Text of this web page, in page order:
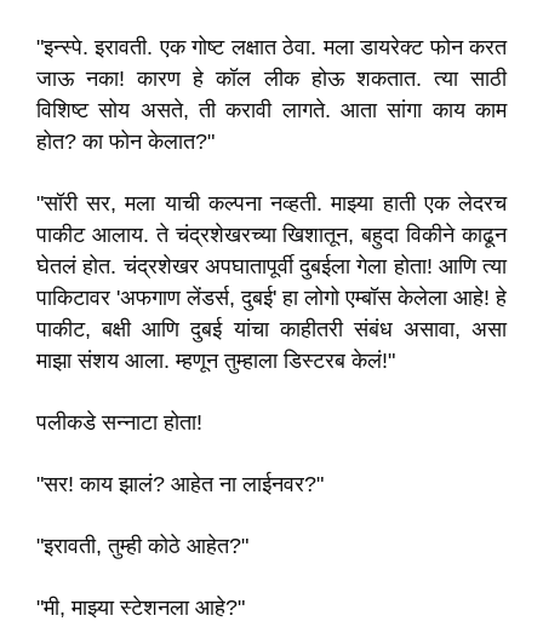
"इन्स्पे. इरावती. एक गोष्ट लक्षात ठेवा. मला डायरेक्ट फोन करत
जाऊ नका! कारण हे कॉल लीक होऊ शकतात. त्या साठी
विशिष्ट सोय असते, ती करावी लागते. आता सांगा काय काम
होत? का फोन केलात?"
"सॉरी सर, मला याची कल्पना नव्हती. माझ्या हाती एक लेदरच
पाकीट आलाय. ते चंद्रशेखरच्या खिशातून, बहुदा विकीने काढून
घेतलं होत. चंद्रशेखर अपघातापूर्वी दुबईला गेला होता! आणि त्या
पाकिटावर 'अफगाण लेंडर्स, दुबई' हा लोगो एम्बॉस केलेला आहे! हे
पाकीट, बक्षी आणि दुबई यांचा काहीतरी संबंध असावा, असा
माझा संशय आला. म्हणून तुम्हाला डिस्टरब केलं!"
पलीकडे सन्नाटा होता!
"सर! काय झालं? आहेत ना लाईनवर?"
"इरावती, तुम्ही कोठे आहेत?"
"मी, माझ्या स्टेशनला आहे?"